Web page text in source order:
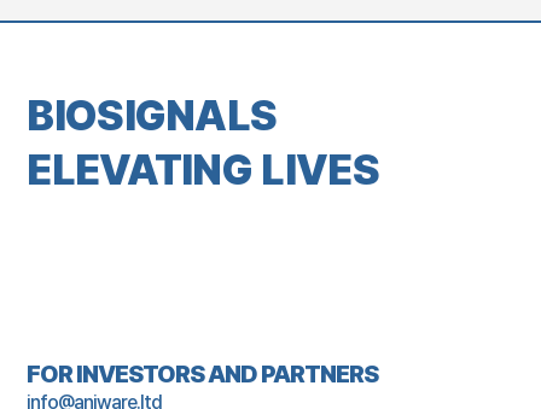
BIOSIGNALS
ELEVATING LIVES
FOR INVESTORS AND PARTNERS
info@aniware.ltd